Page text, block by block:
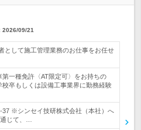
2026/09/21
として施工管理業務のお仕事をお任せ
第一種免許〈AT限定可〉をお持ちの
卒もしくは設備工事業界に勤務経験
37 ※シンセイ技研株式会社（本社）へ
じて、…